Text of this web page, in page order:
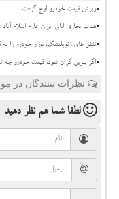
ریزش قیمت خودرو اوج گرفت
هیات تجاری اتاق ایران عازم اسلام
تنش های ژئوپلیتیک، بازار خودرو را
اگر بنزین گران شود، قیمت خودرو چه
نظرات بینندگان در
لطفا شما همنظر دهید